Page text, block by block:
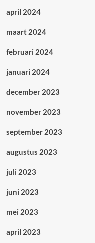
april 2024
maart 2024
februari 2024
januari 2024
december 2023
november 2023
september 2023
augustus 2023
juli 2023
juni 2023
mei 2023
april 2023